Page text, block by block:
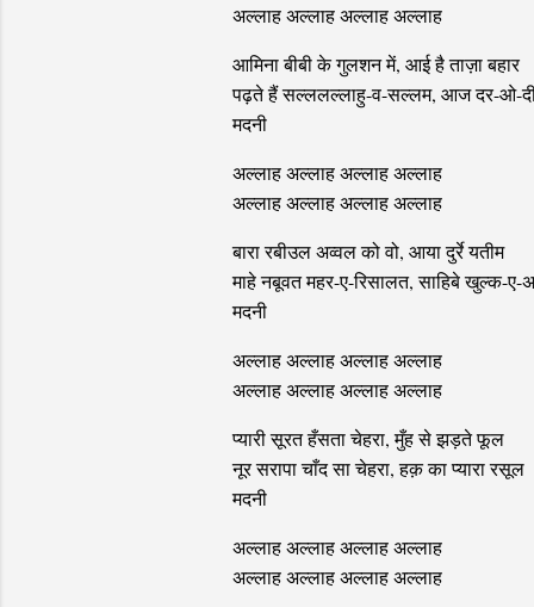
अल्लाह अल्लाह अल्लाह अल्लाह
आमिना बीबी के गुलशन में, आई है ताज़ा बहार
पढ़ते हैं सल्ललल्लाहु-व-सल्लम, आज दर-ओ-
मदनी
अल्लाह अल्लाह अल्लाह अल्लाह
अल्लाह अल्लाह अल्लाह अल्लाह
बारा रबीउल अव्वल को वो, आया दुर्रे यतीम
माहे नबूवत महर-ए-रिसालत, साहिबे खुल्क-ए-
मदनी
अल्लाह अल्लाह अल्लाह अल्लाह
अल्लाह अल्लाह अल्लाह अल्लाह
प्यारी सूरत हँसता चेहरा, मुँह से झड़ते फूल
नूर सरापा चाँद सा चेहरा, हक़ का प्यारा रसूल
मदनी
अल्लाह अल्लाह अल्लाह अल्लाह
अल्लाह अल्लाह अल्लाह अल्लाह